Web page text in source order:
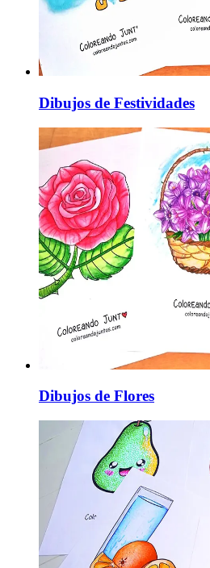
Dibujos de Festividades
Dibujos de Flores